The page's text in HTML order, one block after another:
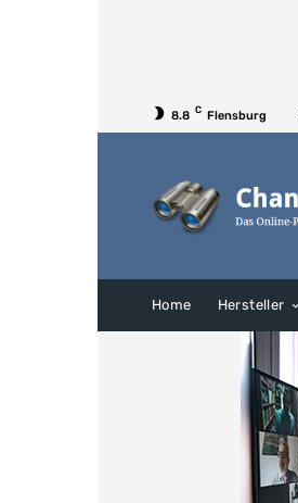
8.8 C Flensburg
Home Hersteller